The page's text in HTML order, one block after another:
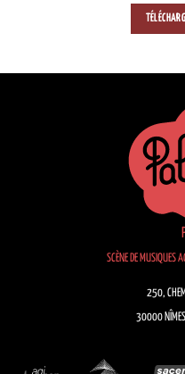
SCÈNE DE MUSIQUES
250,
30000